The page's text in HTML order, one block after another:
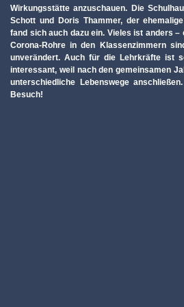
Wirkungsstätte anzuschauen. Die
Schott und Doris Thammer, der
fand sich auch dazu ein. Vieles ist anders –
Corona-Rohre in den Klassenzimmern
unverändert. Auch für die Lehrkräfte ist
interessant, weil nach den gemeinsamen
unterschiedliche Lebenswege
Besuch!